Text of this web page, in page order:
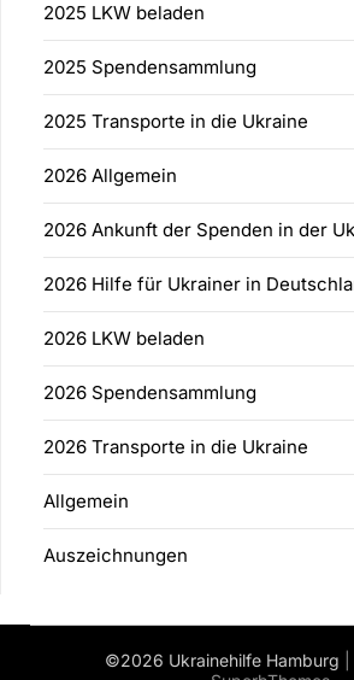
2025 LKW beladen
2025 Spendensammlung
2025 Transporte in die Ukraine
2026 Allgemein
2026 Ankunft der Spenden in der
2026 Hilfe für Ukrainer in
2026 LKW beladen
2026 Spendensammlung
2026 Transporte in die Ukraine
Allgemein
Auszeichnungen
©2026 Ukrainehilfe Hamburg